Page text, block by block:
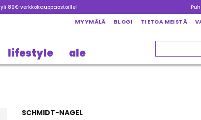
89€ verkkokauppaostoille!
MYYMÄLÄ BLOGI TIETOA MEISTÄ
lifestyle ale
SCHMIDT-NAGEL